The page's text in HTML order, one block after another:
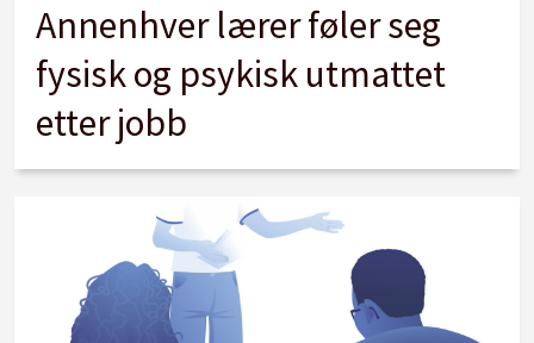
Annenhver lærer føler seg
fysisk og psykisk utmattet
etter jobb